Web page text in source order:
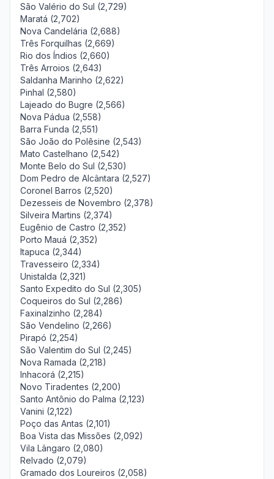
São Valério do Sul (2,729)
Maratá (2,702)
Nova Candelária (2,688)
Três Forquilhas (2,669)
Rio dos Índios (2,660)
Três Arroios (2,643)
Saldanha Marinho (2,622)
Pinhal (2,580)
Lajeado do Bugre (2,566)
Nova Pádua (2,558)
Barra Funda (2,551)
São João do Polêsine (2,543)
Mato Castelhano (2,542)
Monte Belo do Sul (2,530)
Dom Pedro de Alcântara (2,527)
Coronel Barros (2,520)
Dezesseis de Novembro (2,378)
Silveira Martins (2,374)
Eugênio de Castro (2,352)
Porto Mauá (2,352)
Itapuca (2,344)
Travesseiro (2,334)
Unistalda (2,321)
Santo Expedito do Sul (2,305)
Coqueiros do Sul (2,286)
Faxinalzinho (2,284)
São Vendelino (2,266)
Pirapó (2,254)
São Valentim do Sul (2,245)
Nova Ramada (2,218)
Inhacorá (2,215)
Novo Tiradentes (2,200)
Santo Antônio do Palma (2,123)
Vanini (2,122)
Poço das Antas (2,101)
Boa Vista das Missões (2,092)
Vila Lângaro (2,080)
Relvado (2,079)
Gramado dos Loureiros (2,058)